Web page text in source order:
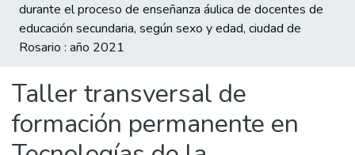
durante el proceso de enseñanza áulica de docentes de
educación secundaria, según sexo y edad, ciudad de
Rosario : año 2021
Taller transversal de
formación permanente en